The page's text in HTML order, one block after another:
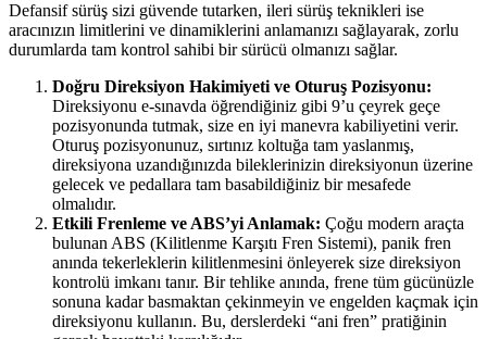
Defansif sürüş sizi güvende tutarken, ileri sürüş teknikleri ise
aracınızın limitlerini ve dinamiklerini anlamanızı sağlayarak, zorlu
durumlarda tam kontrol sahibi bir sürücü olmanızı sağlar.
Doğru Direksiyon Hakimiyeti ve Oturuş Pozisyonu:
Direksiyonu e-sınavda öğrendiğiniz gibi 9’u çeyrek geçe
pozisyonunda tutmak, size en iyi manevra kabiliyetini verir.
Oturuş pozisyonunuz, sırtınız koltuğa tam yaslanmış,
direksiyona uzandığınızda bileklerinizin direksiyonun üzerine
gelecek ve pedallara tam basabildiğiniz bir mesafede
olmalıdır.
Etkili Frenleme ve ABS’yi Anlamak: Çoğu modern araçta
bulunan ABS (Kilitlenme Karşıtı Fren Sistemi), panik fren
anında tekerleklerin kilitlenmesini önleyerek size direksiyon
kontrolü imkanı tanır. Bir tehlike anında, frene tüm gücünüzle
sonuna kadar basmaktan çekinmeyin ve engelden kaçmak için
direksiyonu kullanın. Bu, derslerdeki “ani fren” pratiğinin